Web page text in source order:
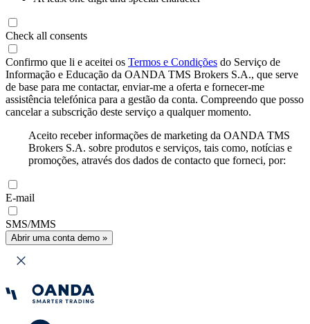
Check all consents
Confirmo que li e aceitei os Termos e Condições do Serviço de
Informação e Educação da OANDA TMS Brokers S.A., que serve
de base para me contactar, enviar-me a oferta e fornecer-me
assistência telefónica para a gestão da conta. Compreendo que posso
cancelar a subscrição deste serviço a qualquer momento.
Aceito receber informações de marketing da OANDA TMS
Brokers S.A. sobre produtos e serviços, tais como, notícias e
promoções, através dos dados de contacto que forneci, por:
E-mail
SMS/MMS
Abrir uma conta demo »